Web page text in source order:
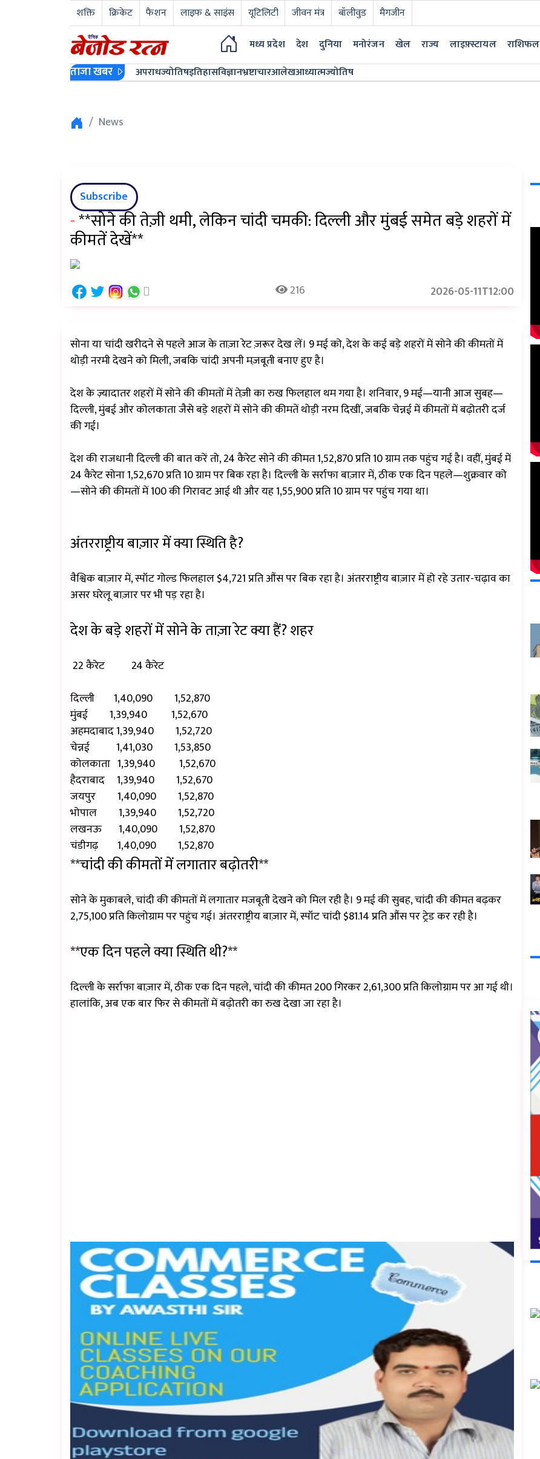
शक्ति क्रिकेट फैशन लाइफ & साइंस यूटिलिटी जीवन मंत्र बॉलीवुड
मैगजीन
मध्य प्रदेश
देश दुनिया मनोरंजन खेल राज्य लाइफ़्स्टायल राशिफल
ताजा खबर अपराधज्योतिषइतिहासविज्ञानभ्रष्टाचारआलेखआध्यात्मज्योतिष
News
Subscribe
-**सोने की तेज़ी थमी, लेकिन चांदी चमकी: दिल्ली और मुंबई समेत बड़े शहरों में
कीमतें देखें**
216 2026-05-11T12:00
सोना या चांदी खरीदने से पहले आज के ताज़ा रेट ज़रूर देख लें। 9 मई को, देश के कई बड़े शहरों में सोने की कीमतों में
थोड़ी नरमी देखने को मिली, जबकि चांदी अपनी मज़बूती बनाए हुए है।
देश के ज़्यादातर शहरों में सोने की कीमतों में तेज़ी का रुख फिलहाल थम गया है। शनिवार, 9 मई—यानी आज सुबह—
दिल्ली, मुंबई और कोलकाता जैसे बड़े शहरों में सोने की कीमतें थोड़ी नरम दिखीं, जबकि चेन्नई में कीमतों में बढ़ोतरी दर्ज
की गई।
देश की राजधानी दिल्ली की बात करें तो, 24 कैरेट सोने की कीमत ₹1,52,870 प्रति 10 ग्राम तक पहुंच गई है। वहीं, मुंबई में
24 कैरेट सोना ₹1,52,670 प्रति 10 ग्राम पर बिक रहा है। दिल्ली के सर्राफा बाज़ार में, ठीक एक दिन पहले—शुक्रवार को
—सोने की कीमतों में ₹100 की गिरावट आई थी और यह ₹1,55,900 प्रति 10 ग्राम पर पहुंच गया था।
अंतरराष्ट्रीय बाज़ार में क्या स्थिति है?
वैश्विक बाज़ार में, स्पॉट गोल्ड फिलहाल $4,721 प्रति औंस पर बिक रहा है। अंतरराष्ट्रीय बाज़ार में हो रहे उतार-चढ़ाव का
असर घरेलू बाज़ार पर भी पड़ रहा है।
देश के बड़े शहरों में सोने के ताज़ा रेट क्या हैं? शहर
22 कैरेट 24 कैरेट
दिल्ली 1,40,090 1,52,870
मुंबई 1,39,940 1,52,670
अहमदाबाद 1,39,940 1,52,720
चेन्नई 1,41,030 1,53,850
कोलकाता 1,39,940 1,52,670
हैदराबाद 1,39,940 1,52,670
जयपुर 1,40,090 1,52,870
भोपाल 1,39,940 1,52,720
लखनऊ 1,40,090 1,52,870
चंडीगढ़ 1,40,090 1,52,870
**चांदी की कीमतों में लगातार बढ़ोतरी**
सोने के मुकाबले, चांदी की कीमतों में लगातार मजबूती देखने को मिल रही है। 9 मई की सुबह, चांदी की कीमत बढ़कर
₹2,75,100 प्रति किलोग्राम पर पहुंच गई। अंतरराष्ट्रीय बाज़ार में, स्पॉट चांदी $81.14 प्रति औंस पर ट्रेड कर रही है।
**एक दिन पहले क्या स्थिति थी?**
दिल्ली के सर्राफा बाज़ार में, ठीक एक दिन पहले, चांदी की कीमत ₹200 गिरकर ₹2,61,300 प्रति किलोग्राम पर आ गई थी।
हालांकि, अब एक बार फिर से कीमतों में बढ़ोतरी का रुख देखा जा रहा है।